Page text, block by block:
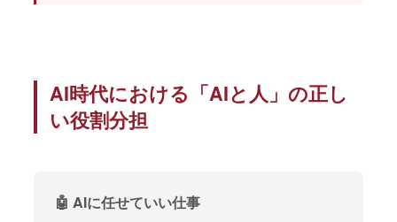
AI時代における「AIと人」の正し
い役割分担
🤖 AIに任せていい仕事